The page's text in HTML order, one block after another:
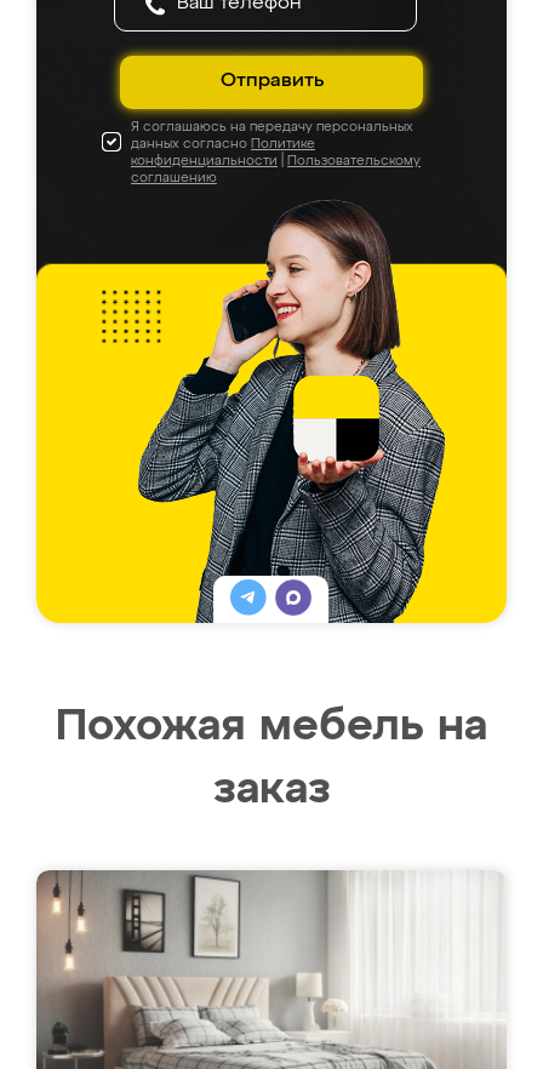
Отправить
Я соглашаюсь на передачу персональных
данных согласно Политике
конфиденциальности
Пользовательскому
соглашению
Похожая мебель на
заказ